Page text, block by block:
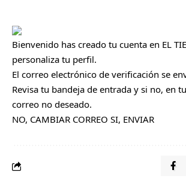
Bienvenido has creado tu cuenta en EL
personaliza tu perfil.
El correo electrónico de verificación se
Revisa tu bandeja de entrada y si no, en
correo no deseado.
NO, CAMBIAR CORREO SI, ENVIAR